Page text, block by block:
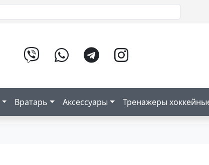
Вратарь Аксессуары Тренажеры